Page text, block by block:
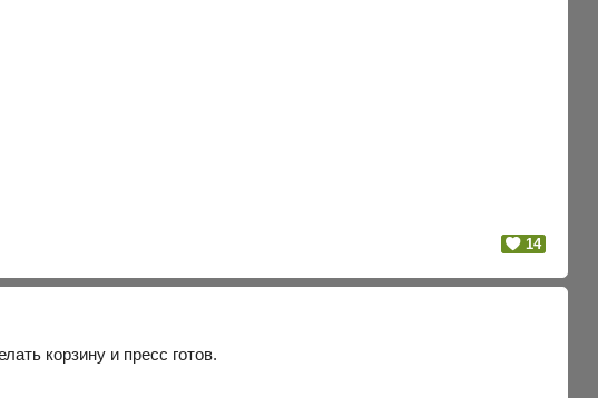
14
корзину и пресс готов.